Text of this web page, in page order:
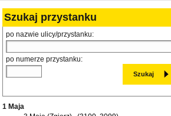
Szukaj przystanku
po nazwie ulicy/przystanku:
po numerze przystanku:
1 Maja